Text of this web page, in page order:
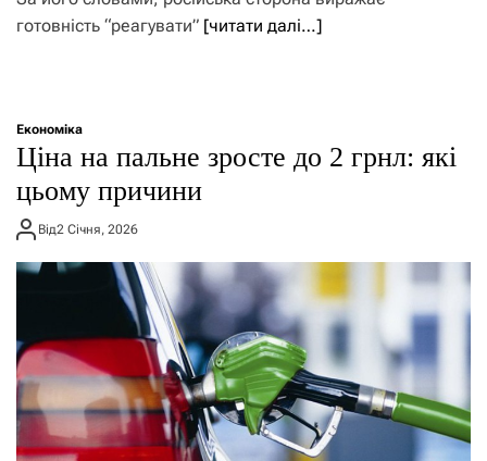
готовність “реагувати” [читати далі…]
Економіка
Ціна на пальне зросте до 2 грнл: які
цьому причини
Від2 Січня, 2026